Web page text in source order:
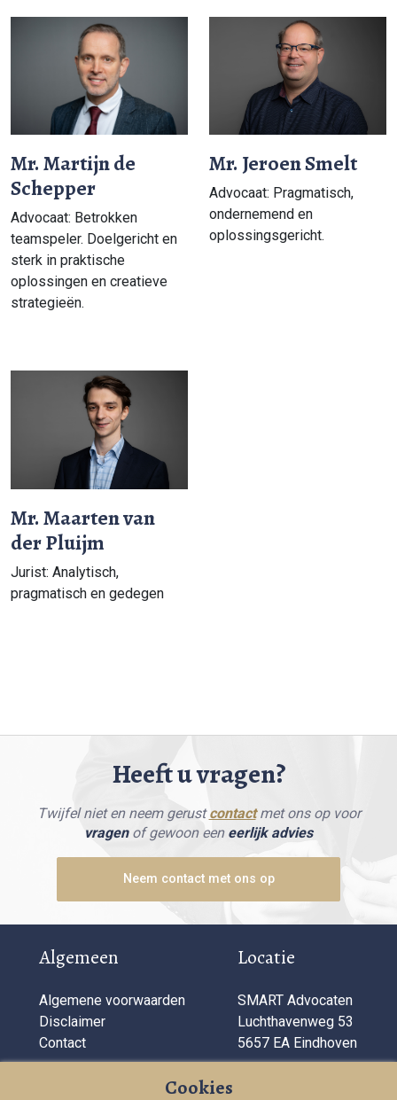
Mr. Martijn de
Schepper
Advocaat: Betrokken
teamspeler. Doelgericht en
sterk in praktische
oplossingen en creatieve
strategieën.
Mr. Jeroen Smelt
Advocaat: Pragmatisch,
ondernemend en
oplossingsgericht.
Mr. Maarten van
der Pluijm
Jurist: Analytisch,
pragmatisch en gedegen
Heeft u vragen?
Twijfel niet en neem gerustcontactmet ons op voor
vragenof gewoon een eerlijk advies
Neem contact met ons op
Algemeen
Algemene voorwaarden
Disclaimer
Contact
Locatie
SMART Advocaten
Luchthavenweg 53
5657 EA Eindhoven
BedrijfsinformatieCookies